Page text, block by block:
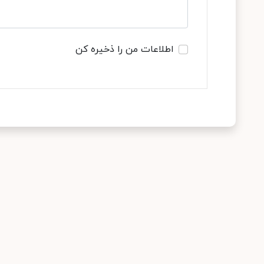
اطلاعات من را ذخیره کن